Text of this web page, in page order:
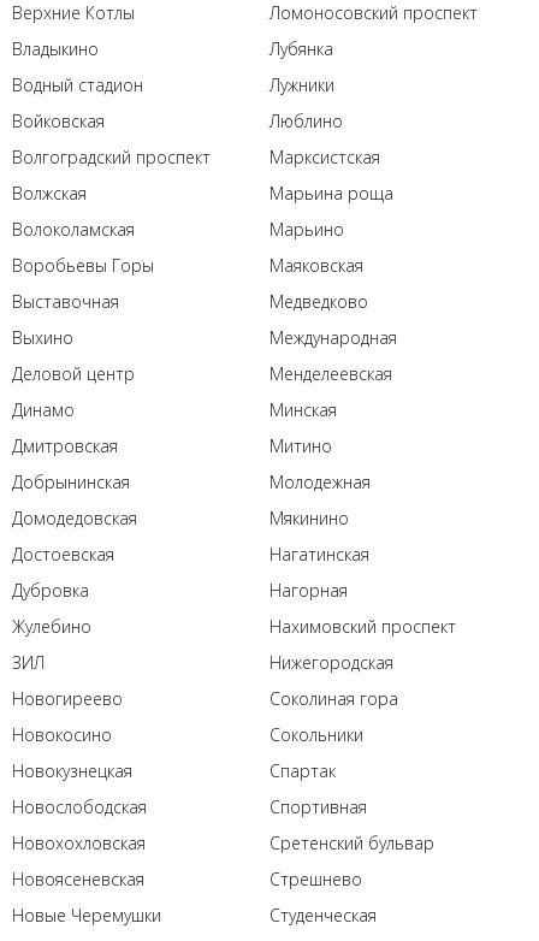
Верхние Котлы
Владыкино
Водный стадион
Войковская
Волгоградский проспект
Волжская
Волоколамская
Воробьевы Горы
Выставочная
Выхино
Деловой центр
Динамо
Дмитровская
Добрынинская
Домодедовская
Достоевская
Дубровка
Жулебино
ЗИЛ
Ломоносовский проспект
Лубянка
Лужники
Люблино
Марксистская
Марьина роща
Марьино
Маяковская
Медведково
Международная
Менделеевская
Минская
Митино
Молодежная
Мякинино
Нагатинская
Нагорная
Нахимовский проспект
Нижегородская
Новогиреево
Новокосино
Новокузнецкая
Новослободская
Новохохловская
Новоясеневская
Новые Черемушки
Соколиная гора
Сокольники
Спартак
Спортивная
Сретенский бульвар
Стрешнево
Студенческая